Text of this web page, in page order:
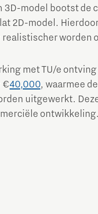
3D-model bootst
2D-model.
worden
met TU/e
€40,000, waarmee
uitgewerkt.
ontwikkeling.